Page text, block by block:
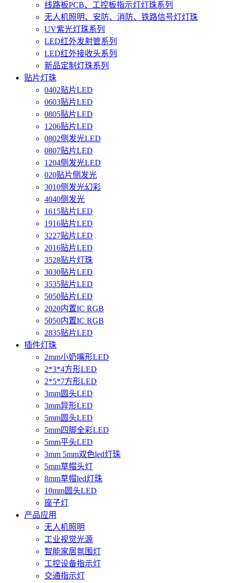
线路板PCB、工控板指示灯灯珠系列
无人机照明、安防、消防、铁路信号灯灯珠
UV紫光灯珠系列
LED红外发射管系列
LED红外接收头系列
新品定制灯珠系列
贴片灯珠
0402贴片LED
0603贴片LED
0805贴片LED
1206贴片LED
0802侧发光LED
0807贴片LED
1204侧发光LED
020贴片侧发光
3010侧发光幻彩
4040侧发光
1615贴片LED
1916贴片LED
3227贴片LED
2016贴片LED
3528贴片灯珠
3030贴片LED
3535贴片LED
5050贴片LED
2020内置IC RGB
5050内置IC RGB
2835贴片LED
插件灯珠
2mm小奶嘴形LED
2*3*4方形LED
2*5*7方形LED
3mm圆头LED
3mm异形LED
5mm圆头LED
5mm四脚全彩LED
5mm平头LED
3mm 5mm双色led灯珠
5mm草帽头灯
8mm草帽led灯珠
10mm圆头LED
座子灯
产品应用
无人机照明
工业视觉光源
智能家居氛围灯
工控设备指示灯
交通指示灯